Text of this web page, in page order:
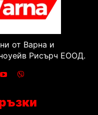
от Варна и
Рисърч ЕООД.